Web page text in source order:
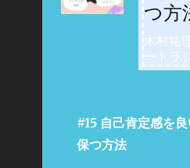
つ方
木村祐
ートラ
#15 自己肯定感を
保つ方法